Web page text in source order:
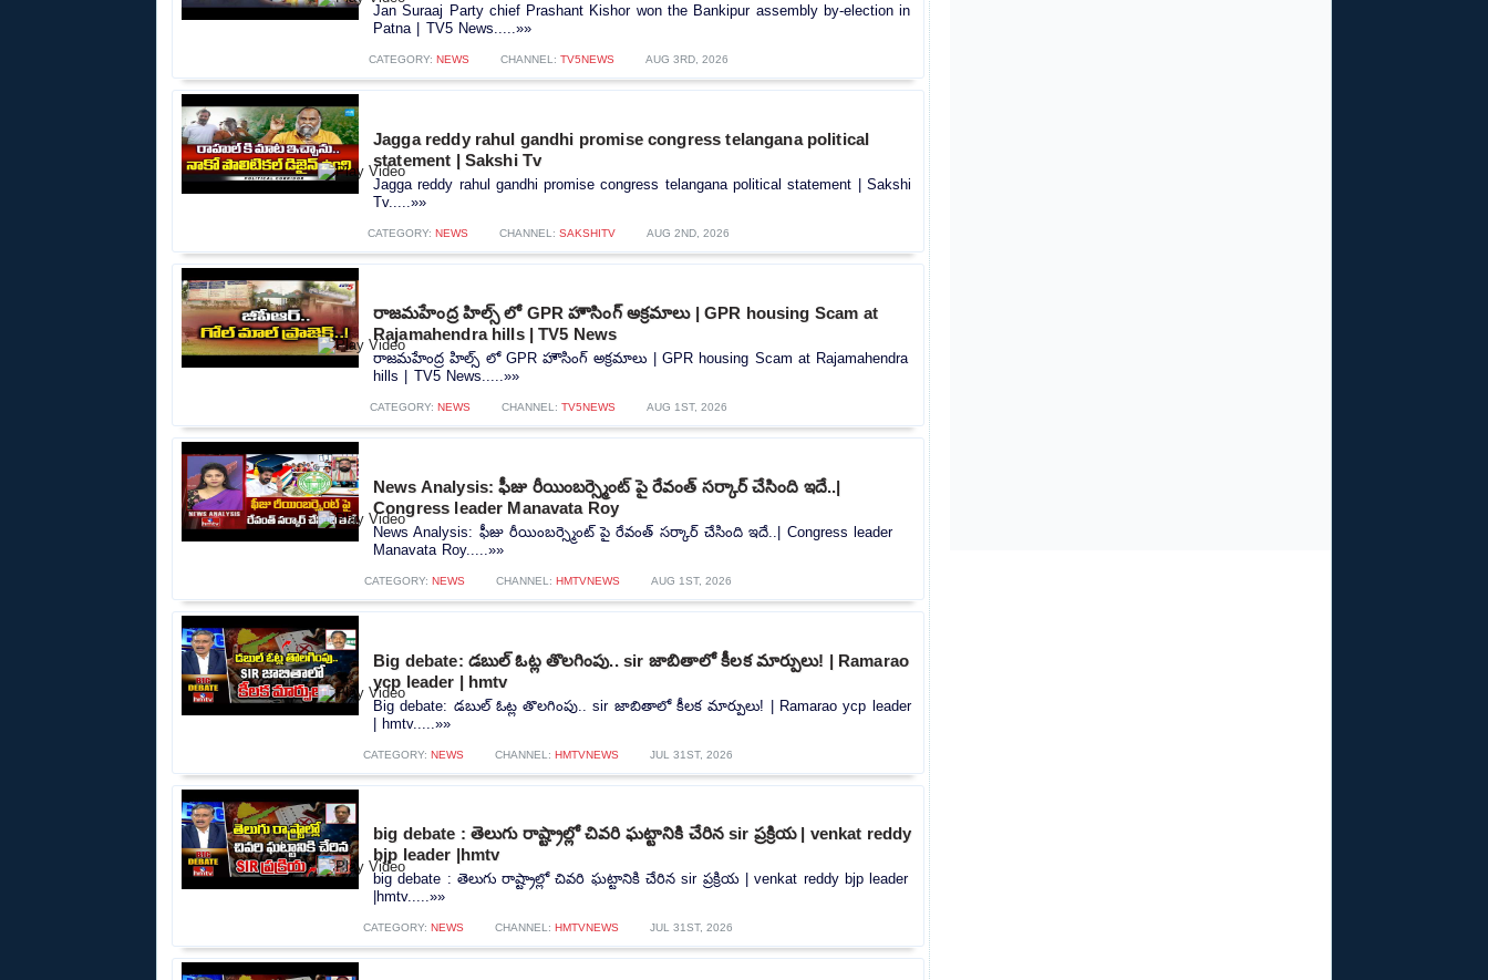
Jan Suraaj Party chief Prashant Kishor won the Bankipur assembly by-election in
Patna | TV5 News.....»»
CATEGORY: NEWS CHANNEL: TV5NEWS AUG 3RD, 2026
Jagga reddy rahul gandhi promise congress telangana political
statement | Sakshi Tv
Jagga reddy rahul gandhi promise congress telangana political statement | Sakshi
Tv.....»»
CATEGORY: NEWS CHANNEL: SAKSHITV AUG 2ND, 2026
రాజమహేంద్ర హిల్స్ లో GPR హౌసింగ్ అక్రమాలు | GPR housing Scam at
Rajamahendra hills | TV5 News
రాజమహేంద్ర హిల్స్ లో GPR హౌసింగ్ అక్రమాలు | GPR housing Scam at Rajamahendra
hills | TV5 News.....»»
CATEGORY: NEWS CHANNEL: TV5NEWS AUG 1ST, 2026
News Analysis: ఫీజు రీయింబర్స్మెంట్ పై రేవంత్ సర్కార్ చేసింది ఇదే..|
Congress leader Manavata Roy
News Analysis: ఫీజు రీయింబర్స్మెంట్ పై రేవంత్ సర్కార్ చేసింది ఇదే..| Congress leader
Manavata Roy.....»»
CATEGORY: NEWS CHANNEL: HMTVNEWS AUG 1ST, 2026
Big debate: డబుల్ ఓట్ల తొలగింపు.. sir జాబితాలో కీలక మార్పులు! | Ramarao
ycp leader | hmtv
Big debate: డబుల్ ఓట్ల తొలగింపు.. sir జాబితాలో కీలక మార్పులు! | Ramarao ycp leader
| hmtv.....»»
CATEGORY: NEWS CHANNEL: HMTVNEWS JUL 31ST, 2026
big debate : తెలుగు రాష్ట్రాల్లో చివరి ఘట్టానికి చేరిన sir ప్రక్రియ | venkat reddy
bjp leader |hmtv
big debate : తెలుగు రాష్ట్రాల్లో చివరి ఘట్టానికి చేరిన sir ప్రక్రియ | venkat reddy bjp leader
|hmtv.....»»
CATEGORY: NEWS CHANNEL: HMTVNEWS JUL 31ST, 2026